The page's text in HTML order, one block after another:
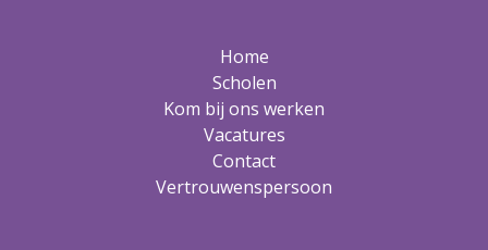
Home
Scholen
Kom bij ons werken
Vacatures
Contact
Vertrouwenspersoon